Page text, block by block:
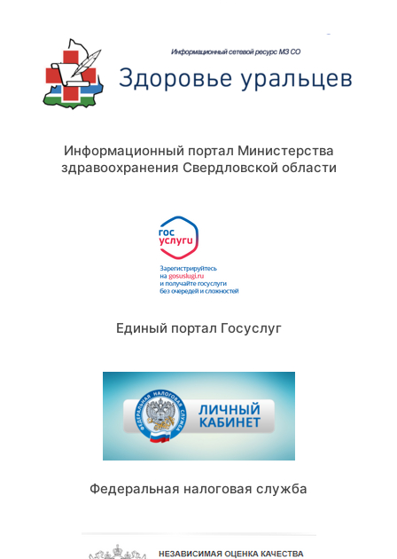
Информационный портал Министерства
здравоохранения Свердловской области
Единый портал Госуслуг
Федеральная налоговая служба